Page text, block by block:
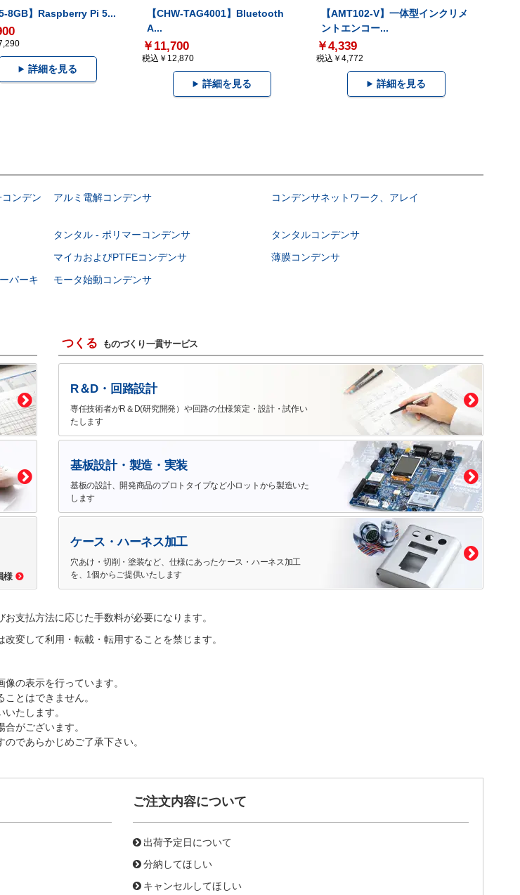
8GB】Raspberry Pi 5...
詳細を見る
【CHW-TAG4001】Bluetooth
A...
￥11,700
税込￥12,870
詳細を見る
【AMT102-V】一体型インクリメ
ントエンコー...
￥4,339
税込￥4,772
詳細を見る
ンデン
アルミ電解コンデンサ コンデンサネットワーク、アレイ
タンタル - ポリマーコンデンサ
タンタルコンデンサ
マイカおよびPTFEコンデンサ
薄膜コンデンサ
パーキ
モータ始動コンデンサ
様
つくる ものづくり一貫サービス
R＆D・回路設計
専任技術者がR＆D(研究開発）や回路の仕様策定・設計・試作い
たします
基板設計・製造・実装
基板の設計、開発商品のプロトタイプなど小ロットから製造いた
します
ケース・ハーネス加工
穴あけ・切削・塗装など、仕様にあったケース・ハーネス加工
を、1個からご提供いたします
支払方法に応じた手数料が必要になります。
変して利用・転載・転用することを禁じます。
の表示を行っています。
とはできません。
たします。
がございます。
であらかじめご了承下さい。
ご注文内容について
出荷予定日について
分納してほしい
キャンセルしてほしい